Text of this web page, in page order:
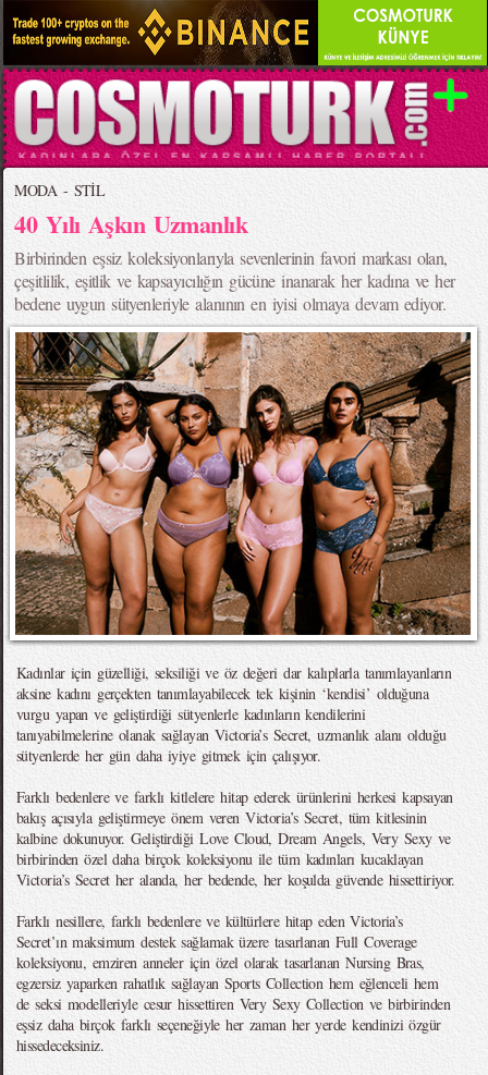
MODA - STİL
40 Yılı Aşkın Uzmanlık
Birbirinden eşsiz koleksiyonlarıyla sevenlerinin favori markası olan,
çeşitlilik, eşitlik ve kapsayıcılığın gücüne inanarak her kadına ve her
bedene uygun sütyenleriyle alanının en iyisi olmaya devam ediyor.
Kadınlar için güzelliği, seksiliği ve öz değeri dar kalıplarla tanımlayanların
aksine kadını gerçekten tanımlayabilecek tek kişinin ‘kendisi’ olduğuna
vurgu yapan ve geliştirdiği sütyenlerle kadınların kendilerini
tanıyabilmelerine olanak sağlayan Victoria’s Secret, uzmanlık alanı olduğu
sütyenlerde her gün daha iyiye gitmek için çalışıyor.
Farklı bedenlere ve farklı kitlelere hitap ederek ürünlerini herkesi kapsayan
bakış açısıyla geliştirmeye önem veren Victoria’s Secret, tüm kitlesinin
kalbine dokunuyor. Geliştirdiği Love Cloud, Dream Angels, Very Sexy ve
birbirinden özel daha birçok koleksiyonu ile tüm kadınları kucaklayan
Victoria’s Secret her alanda, her bedende, her koşulda güvende hissettiriyor.
Farklı nesillere, farklı bedenlere ve kültürlere hitap eden Victoria’s
Secret’ın maksimum destek sağlamak üzere tasarlanan Full Coverage
koleksiyonu, emziren anneler için özel olarak tasarlanan Nursing Bras,
egzersiz yaparken rahatlık sağlayan Sports Collection hem eğlenceli hem
de seksi modelleriyle cesur hissettiren Very Sexy Collection ve birbirinden
eşsiz daha birçok farklı seçeneğiyle her zaman her yerde kendinizi özgür
hissedeceksiniz.